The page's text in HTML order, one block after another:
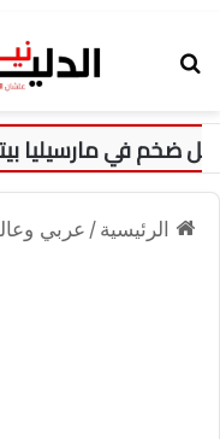
في مارسيليا بيتش..
الرئيسية / عربي